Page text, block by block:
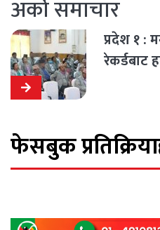
अर्को समाचार
प्रदेश १ :
रेकर्डबाट
फेसबुक